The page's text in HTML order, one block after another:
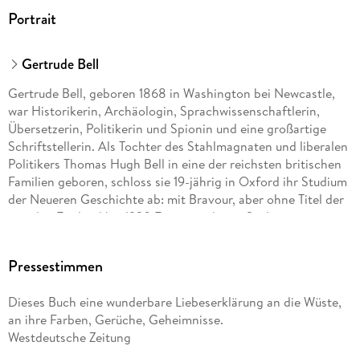
Portrait
Gertrude Bell
Gertrude Bell, geboren 1868 in Washington bei Newcastle,
war Historikerin, Archäologin, Sprachwissenschaftlerin,
Übersetzerin, Politikerin und Spionin und eine großartige
Schriftstellerin. Als Tochter des Stahlmagnaten und liberalen
Politikers Thomas Hugh Bell in eine der reichsten britischen
Familien geboren, schloss sie 19-jährig in Oxford ihr Studium
der Neueren Geschichte ab: mit Bravour, aber ohne Titel der
stand in England bis 1920 Frauen nicht zu. Sie lernte
Wüste als Beraterin von Winston Churchill eine Schlüsselrolle
ihre Reisen nach Persien, Syrien, Ira und Palästina schrieb sie
zahlreiche und sehr erfolgreiche Bücher. Sie starb mit 58
Jahren in Bagdad.
Pressestimmen
Dieses Buch eine wunderbare Liebeserklärung an die Wüste,
an ihre Farben, Gerüche, Geheimnisse.
Westdeutsche Zeitung